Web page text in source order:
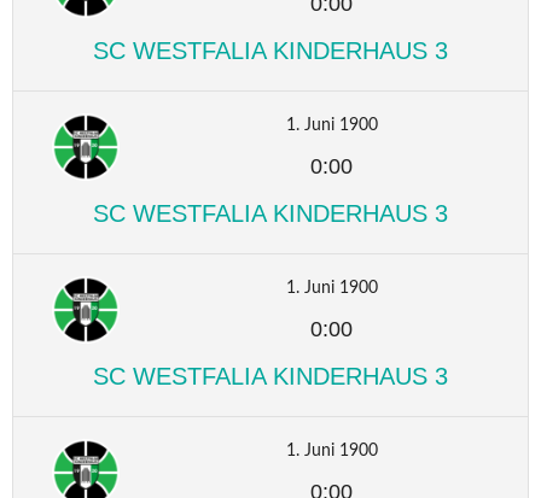
SC WESTFALIA KINDERHAUS 3
1. Juni 1900
0:00
SC WESTFALIA KINDERHAUS 3
1. Juni 1900
0:00
SC WESTFALIA KINDERHAUS 3
1. Juni 1900
0:00